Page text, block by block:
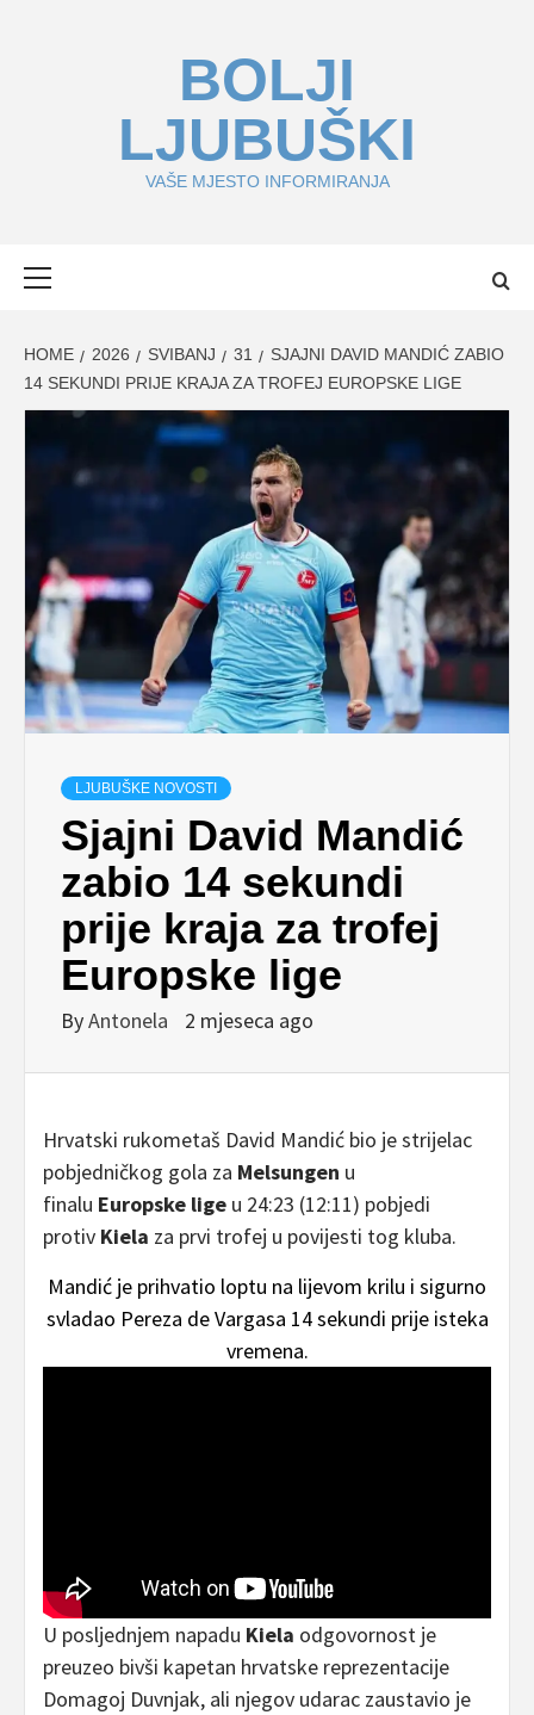
BOLJI
LJUBUŠKI
VAŠE MJESTO INFORMIRANJA
HOME 2026 SVIBANJ 31
SJAJNI DAVID MANDIĆ ZABIO
14 SEKUNDI PRIJE KRAJA ZA TROFEJ EUROPSKE LIGE
LJUBUŠKE NOVOSTI
Sjajni David Mandić
zabio 14 sekundi
prije kraja za trofej
Europske lige
ByAntonela 2 mjeseca ago
Hrvatski rukometaš David Mandić bio je strijelac
pobjedničkog gola za Melsungen u
finalu Europske lige u 24:23 (12:11) pobjedi
protiv Kiela za prvi trofej u povijesti tog kluba.
Mandić je prihvatio loptu na lijevom krilu i sigurno
svladao Pereza de Vargasa 14 sekundi prije isteka
vremena.
U posljednjem napadu Kiela odgovornost je
preuzeo bivši kapetan hrvatske reprezentacije
Domagoj Duvnjak, ali njegov udarac zaustavio je